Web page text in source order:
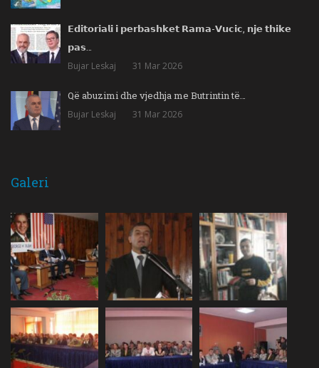
𝗘𝗱𝗶𝘁𝗼𝗿𝗶𝗮𝗹𝗶 𝗶 𝗽𝗲𝗿𝗯𝗮𝘀𝗵𝗸𝗲𝘁 𝗥𝗮𝗺𝗮-𝗩𝘂𝗰𝗶𝗰, 𝗻𝗷𝗲 𝘁𝗵𝗶𝗸𝗲
𝗽𝗮𝘀…
Bujar Leskaj 31 Mar 2026
Që abuzimi dhe vjedhja me Butrintin të…
Bujar Leskaj 31 Mar 2026
Galeri